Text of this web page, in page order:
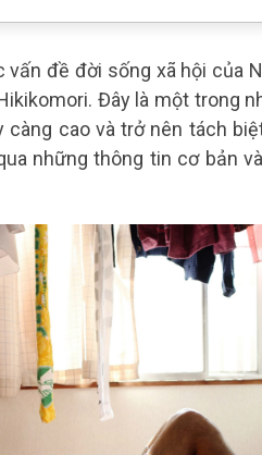
đề đời sống xã hội của
Đây là một trong
cao và trở nên tách
những thông tin cơ bản